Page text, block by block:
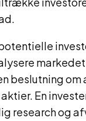
beslutning om
En
research og